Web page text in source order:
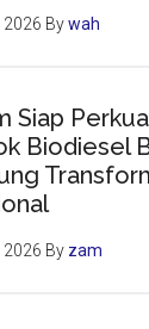
2026 Bywah
Siap
Biodiesel
2026 By zam